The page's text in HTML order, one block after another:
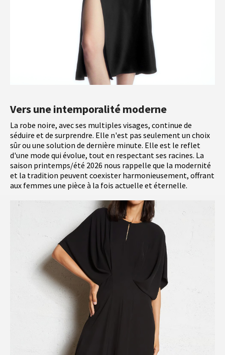
Vers une intemporalité moderne
La robe noire, avec ses multiples visages, continue de
séduire et de surprendre. Elle n'est pas seulement un choix
sûr ou une solution de dernière minute. Elle est le reflet
d'une mode qui évolue, tout en respectant ses racines. La
saison printemps/été 2026 nous rappelle que la modernité
et la tradition peuvent coexister harmonieusement, offrant
aux femmes une pièce à la fois actuelle et éternelle.